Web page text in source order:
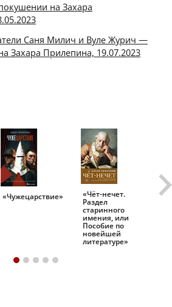
на Захара
Саня Милич и Вуле Журич —
Захара Прилепина, 19.07.2023
«Чужецарствие» «Чёт-нечет.
Раздел
старинного
имения, или
Пособие по
новейшей
литературе»